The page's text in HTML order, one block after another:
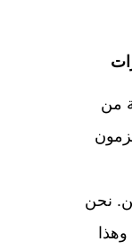
من
نحن